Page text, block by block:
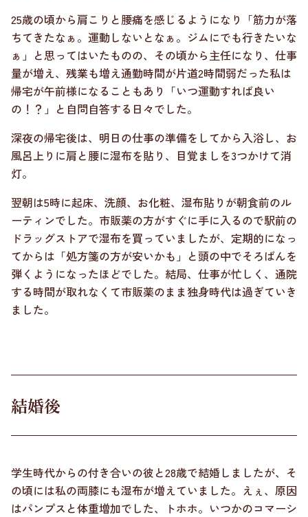
25歳の頃から肩こりと腰痛を感じるようになり「筋力が落
ちてきたなぁ。運動しないとなぁ。ジムにでも行きたいな
ぁ」と思ってはいたものの、その頃から主任になり、仕事
量が増え、残業も増え通勤時間が片道2時間弱だった私は
帰宅が午前様になることもあり「いつ運動すれば良い
の！？」と自問自答する日々でした。
深夜の帰宅後は、明日の仕事の準備をしてから入浴し、お
風呂上りに肩と腰に湿布を貼り、目覚ましを3つかけて消
灯。
翌朝は5時に起床、洗顔、お化粧、湿布貼りが朝食前のル
ーティンでした。市販薬の方がすぐに手に入るので駅前の
ドラッグストアで湿布を買っていましたが、定期的になっ
てからは「処方箋の方が安いかも」と頭の中でそろばんを
弾くようになったほどでした。結局、仕事が忙しく、通院
する時間が取れなくて市販薬のまま独身時代は過ぎていき
ました。
結婚後
学生時代からの付き合いの彼と28歳で結婚しましたが、そ
の頃には私の両膝にも湿布が増えていました。えぇ、原因
はパンプスと体重増加でした、トホホ。いつかのコマーシ